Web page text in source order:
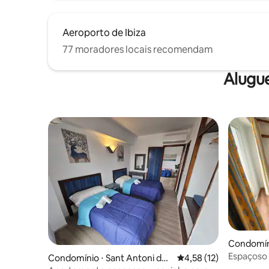
Aeroporto de Ibiza
77 moradores locais recomendam
Condomínio ⋅ Sant Antoni de
4,58 de uma
4,58 (12)
ortmany
Espaçoso